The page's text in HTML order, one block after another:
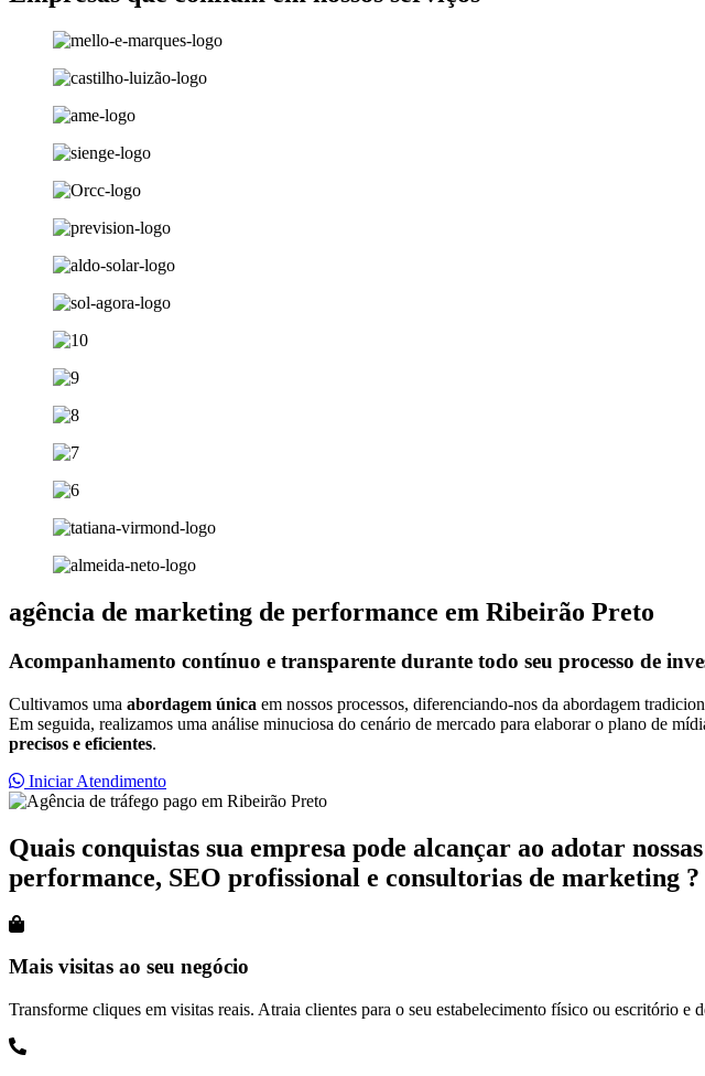
agência de marketing de performance em Ribeirão Preto
Acompanhamento contínuo e transparente durante todo seu processo de
Cultivamos uma abordagem única em nossos processos, diferenciando-nos da abordagem
Em seguida, realizamos uma análise minuciosa do cenário de mercado para elaborar o plano de
precisos e eficientes.
Iniciar Atendimento
Quais conquistas sua empresa pode alcançar ao adotar
performance, SEO profissional e consultorias de marketing ?
Mais visitas ao seu negócio
Transforme cliques em visitas reais. Atraia clientes para o seu estabelecimento físico ou escritório e